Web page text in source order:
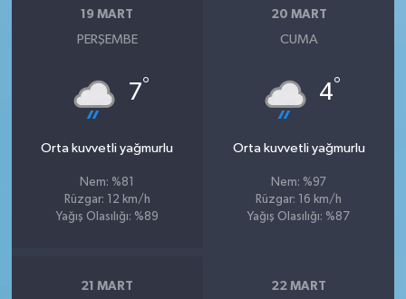
19 MART
PERŞEMBE
7°
Orta kuvvetli yağmurlu
Nem: %81
Rüzgar: 12 km/h
Yağış Olasılığı: %89
20 MART
CUMA
4°
Orta kuvvetli yağmurlu
Nem: %97
Rüzgar: 16 km/h
Yağış Olasılığı: %87
21 MART 22 MART